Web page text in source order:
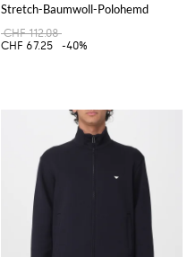
Stretch-Baumwoll-Polohemd
CHF 112.08
CHF 67.25
-40%